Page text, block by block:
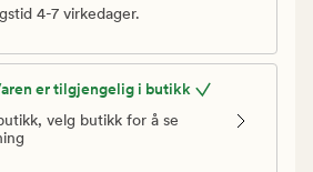
4-7 virkedager.
er tilgjengelig i butikk
velg butikk for å se